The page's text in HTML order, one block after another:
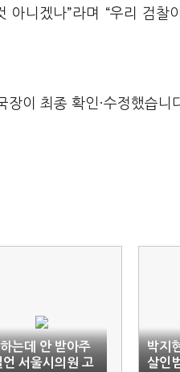
니겠나”라며 “우리 검찰
이 최종 확인·수정했습니
는데 안 받아주
언 서울시의원 고
박지
살인